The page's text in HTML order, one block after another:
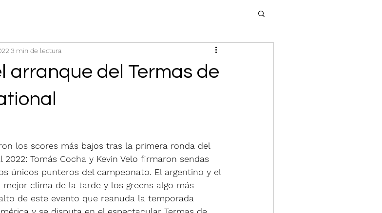
arranque del Termas de
3 min de lectura
los scores más bajos tras la primera ronda del
Tomás Cocha y Kevin Velo firmaron sendas
únicos punteros del campeonato. El argentino y el
clima de la tarde y los greens algo más
de este evento que reanuda la temporada